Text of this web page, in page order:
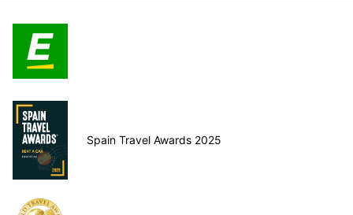
Spain Travel Awards 2025